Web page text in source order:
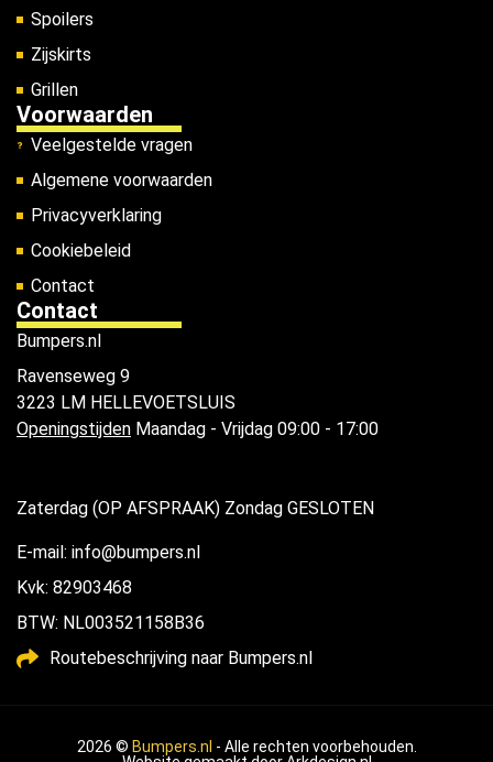
Spoilers
Zijskirts
Grillen
Voorwaarden
Veelgestelde vragen
Algemene voorwaarden
Privacyverklaring
Cookiebeleid
Contact
Contact
Bumpers.nl
Ravenseweg 9
3223 LM HELLEVOETSLUIS
Openingstijden Maandag - Vrijdag 09:00 - 17:00
Zaterdag (OP AFSPRAAK) Zondag GESLOTEN
E-mail: info@bumpers.nl
Kvk: 82903468
BTW: NL003521158B36
Routebeschrijving naar Bumpers.nl
2026 © Bumpers.nl - Alle rechten voorbehouden.